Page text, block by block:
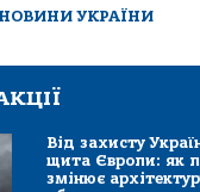
НОВИНИ УКРАЇНИ
Від захисту
щита Європи: як
змінює